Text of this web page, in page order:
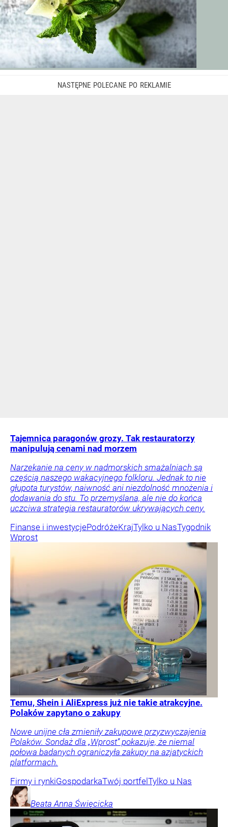
Tajemnica paragonów grozy. Tak restauratorzy
manipulują cenami nad morzem
Narzekanie na ceny w nadmorskich smażalniach są
częścią naszego wakacyjnego folkloru. Jednak to nie
głupota turystów, naiwność ani niezdolność mnożenia i
dodawania do stu. To przemyślana, ale nie do końca
uczciwa strategia restauratorów ukrywających ceny.
Finanse i inwestycjePodróżeKrajTylko u NasTygodnik
Wprost
Temu, Shein i AliExpress już nie takie atrakcyjne.
Polaków zapytano o zakupy
Nowe unijne cła zmieniły zakupowe przyzwyczajenia
Polaków. Sondaż dla „Wprost” pokazuje, że niemal
połowa badanych ograniczyła zakupy na azjatyckich
platformach.
Firmy i rynkiGospodarkaTwój portfelTylko u Nas
Beata Anna Święcicka